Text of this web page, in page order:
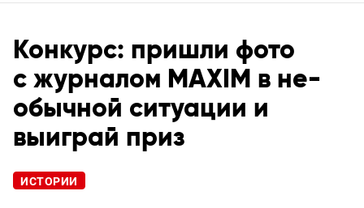
Конкурс: пришли фото
с журналом MAXIM в не­
обычной ситуации и
выиграй приз
ИСТОРИИ